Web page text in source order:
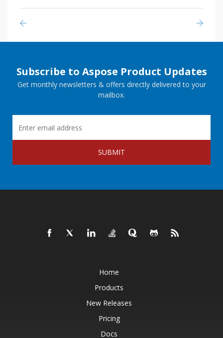
Subscribe to Aspose Product Updates
Get monthly newsletters & offers directly delivered to your
mailbox.
SUBMIT
Home
Products
New Releases
Pricing
Docs